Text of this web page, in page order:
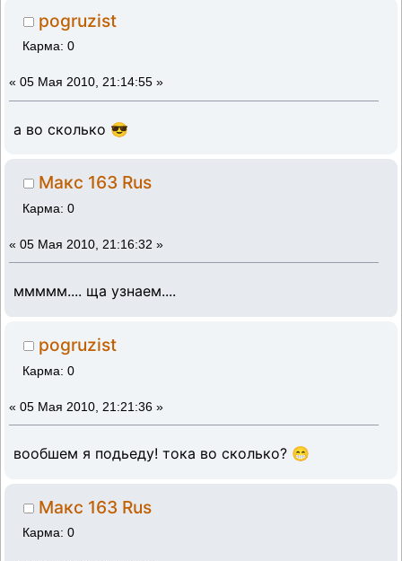
pogruzist
Карма: 0
« 05 Мая 2010, 21:14:55 »
а во сколько 😎
Макс 163 Rus
Карма: 0
« 05 Мая 2010, 21:16:32 »
ммммм.... ща узнаем....
pogruzist
Карма: 0
« 05 Мая 2010, 21:21:36 »
вообшем я подьеду! тока во сколько? 😁
Макс 163 Rus
Карма: 0